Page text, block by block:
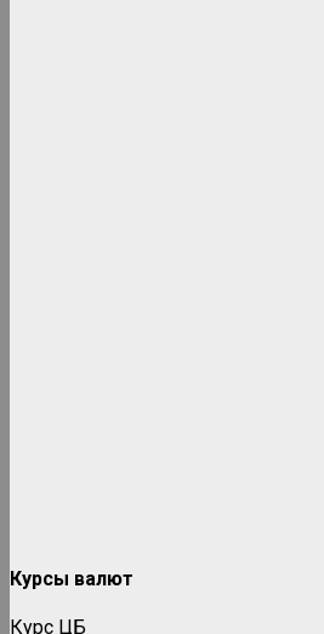
Курсы валют
Курс ЦБ